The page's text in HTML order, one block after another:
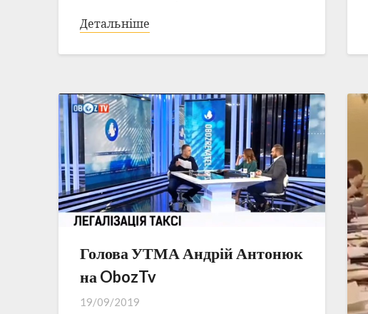
Детальніше
Голова УТМА Андрій Антонюк
на ObozTv
19/09/2019